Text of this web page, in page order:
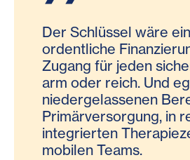
Der Schlüssel wäre
ordentliche
Zugang für jeden
arm oder reich. Und
niedergelassenen
Primärversorgung, in
integrierten
mobilen Teams.